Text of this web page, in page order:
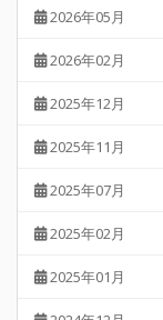
2026年05月
2026年02月
2025年12月
2025年11月
2025年07月
2025年02月
2025年01月